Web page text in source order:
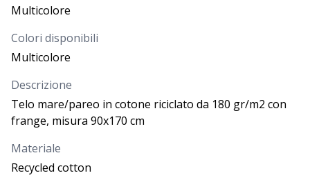
Multicolore
Colori disponibili
Multicolore
Descrizione
Telo mare/pareo in cotone riciclato da 180 gr/m2 con
frange, misura 90x170 cm
Materiale
Recycled cotton